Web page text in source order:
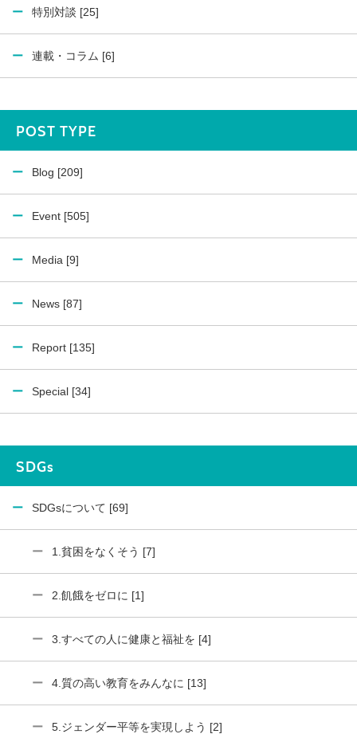
特別対談 [25]
連載・コラム [6]
POST TYPE
Blog [209]
Event [505]
Media [9]
News [87]
Report [135]
Special [34]
SDGs
SDGsについて [69]
1.貧困をなくそう [7]
2.飢餓をゼロに [1]
3.すべての人に健康と福祉を [4]
4.質の高い教育をみんなに [13]
5.ジェンダー平等を実現しよう [2]